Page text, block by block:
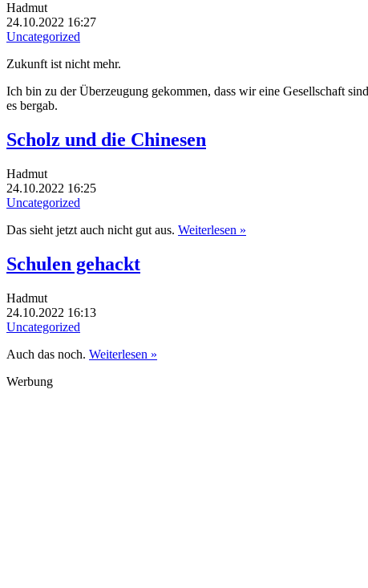
Hadmut
24.10.2022 16:27
Uncategorized
Zukunft ist nicht mehr.
Ich bin zu der Überzeugung gekommen, dass wir eine Gesellschaft
es bergab.
Scholz und die Chinesen
Hadmut
24.10.2022 16:25
Uncategorized
Das sieht jetzt auch nicht gut aus. Weiterlesen »
Schulen gehackt
Hadmut
24.10.2022 16:13
Uncategorized
Auch das noch. Weiterlesen »
Werbung